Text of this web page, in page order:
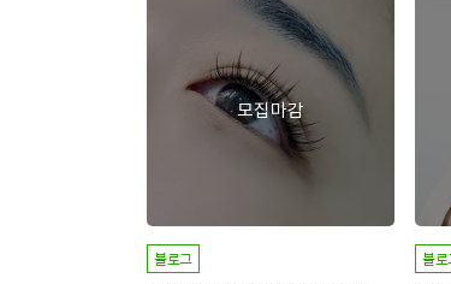
모집마감
블로그 블